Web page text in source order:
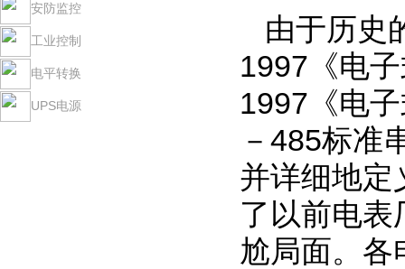
安防监控
工业控制
电平转换
UPS电源
由于历史
1997《电
1997《电
－485标准
并详细地定
了以前电
尬局面。各